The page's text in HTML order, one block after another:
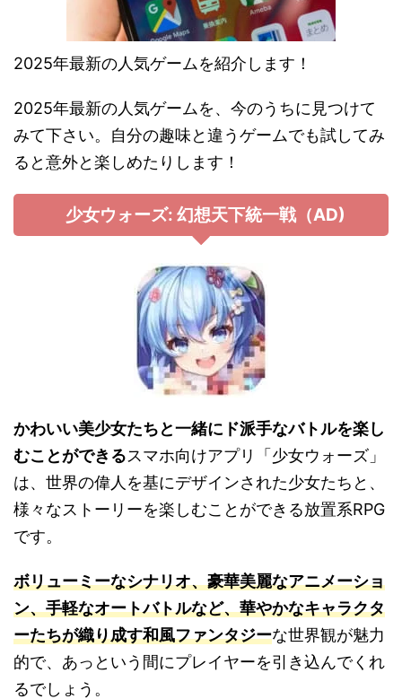
2025年最新の人気ゲームを紹介します！
2025年最新の人気ゲームを、今のうちに見つけて
みて下さい。自分の趣味と違うゲームでも試してみ
ると意外と楽しめたりします！
少女ウォーズ: 幻想天下統一戦（AD)
かわいい美少女たちと一緒にド派手なバトルを楽し
むことができるスマホ向けアプリ「少女ウォーズ」
は、世界の偉人を基にデザインされた少女たちと、
様々なストーリーを楽しむことができる放置系RPG
です。
ボリューミーなシナリオ、豪華美麗なアニメーショ
ン、手軽なオートバトルなど、華やかなキャラクタ
ーたちが織り成す和風ファンタジーな世界観が魅力
的で、あっという間にプレイヤーを引き込んでくれ
るでしょう。